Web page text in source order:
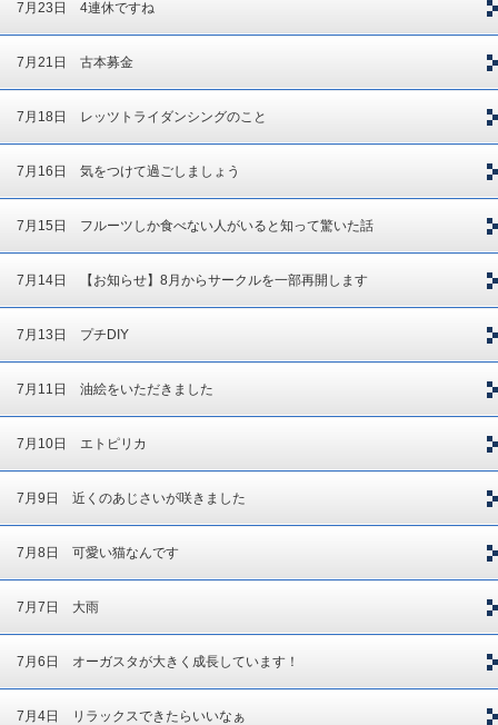
7月23日 4連休ですね
7月21日 古本募金
7月18日 レッツトライダンシングのこと
7月16日 気をつけて過ごしましょう
7月15日 フルーツしか食べない人がいると知って驚いた話
7月14日 【お知らせ】8月からサークルを一部再開します
7月13日 プチDIY
7月11日 油絵をいただきました
7月10日 エトピリカ
7月9日 近くのあじさいが咲きました
7月8日 可愛い猫なんです
7月7日 大雨
7月6日 オーガスタが大きく成長しています！
7月4日 リラックスできたらいいなぁ